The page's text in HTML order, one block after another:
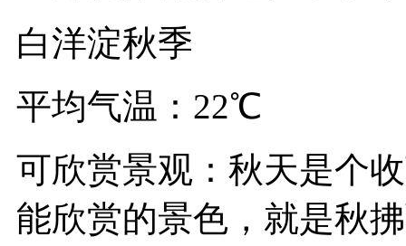
白洋淀秋季
平均气温：22℃
可欣赏景观：秋天是个
能欣赏的景色，就是秋